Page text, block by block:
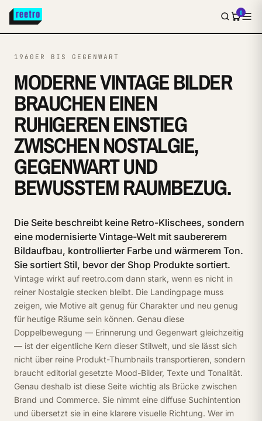
0
1960ER BIS GEGENWART
MODERNE VINTAGE BILDER
BRAUCHEN EINEN
RUHIGEREN EINSTIEG
ZWISCHEN NOSTALGIE,
GEGENWART UND
BEWUSSTEM RAUMBEZUG.
Die Seite beschreibt keine Retro-Klischees, sondern
eine modernisierte Vintage-Welt mit saubererem
Bildaufbau, kontrollierter Farbe und wärmerem Ton.
Sie sortiert Stil, bevor der Shop Produkte sortiert.
Vintage wirkt auf reetro.com dann stark, wenn es nicht in
reiner Nostalgie stecken bleibt. Die Landingpage muss
zeigen, wie Motive alt genug für Charakter und neu genug
für heutige Räume sein können. Genau diese
Doppelbewegung — Erinnerung und Gegenwart gleichzeitig
— ist der eigentliche Kern dieser Stilwelt, und sie lässt sich
nicht über reine Produkt-Thumbnails transportieren, sondern
braucht editorial gesetzte Mood-Bilder, Texte und Tonalität.
Genau deshalb ist diese Seite wichtig als Brücke zwischen
Brand und Commerce. Sie nimmt eine diffuse Suchintention
und übersetzt sie in eine klarere visuelle Richtung. Wer im